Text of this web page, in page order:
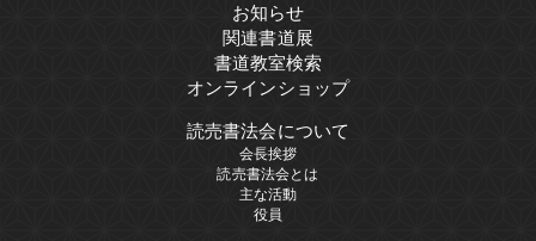
お知らせ
関連書道展
書道教室検索
オンラインショップ
読売書法会について
会長挨拶
読売書法会とは
主な活動
役員